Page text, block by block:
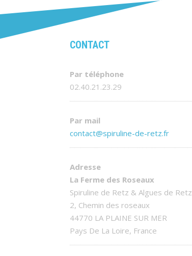
CONTACT
Par téléphone
02.40.21.23.29
Par mail
contact@spiruline-de-retz.fr
Adresse
La Ferme des Roseaux
Spiruline de Retz & Algues de Retz
2, Chemin des roseaux
44770 LA PLAINE SUR MER
Pays De La Loire, France